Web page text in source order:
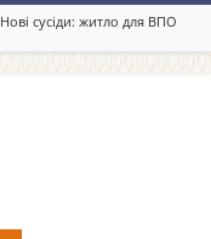
Нові сусіди: житло для ВПО